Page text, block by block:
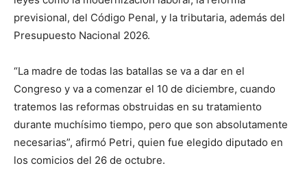
previsional, del Código Penal, y la tributaria, además del
Presupuesto Nacional 2026.
“La madre de todas las batallas se va a dar en el
Congreso y va a comenzar el 10 de diciembre, cuando
tratemos las reformas obstruidas en su tratamiento
durante muchísimo tiempo, pero que son absolutamente
necesarias”, afirmó Petri, quien fue elegido diputado en
los comicios del 26 de octubre.